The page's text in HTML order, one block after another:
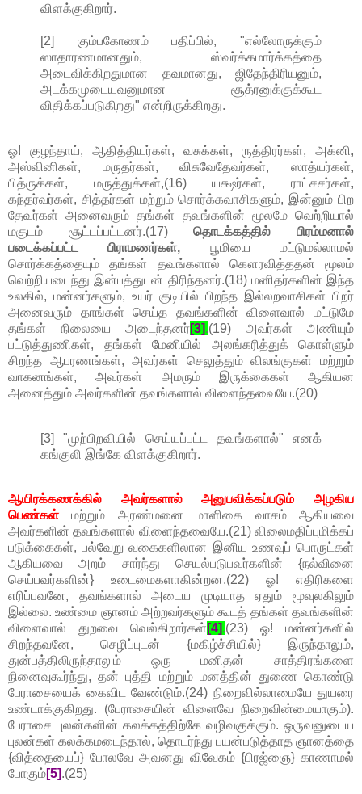
விளக்குகிறார்.
[2] கும்பகோணம் பதிப்பில், "எல்லோருக்கும்
ஸாதாரணமானதும், ஸ்வர்க்கமார்க்கத்தை
அடைவிக்கிறதுமான தவமானது, ஜிதேந்திரியனும்,
அடக்கமுடையவனுமான சூத்ரனுக்குக்கூட
விதிக்கப்படுகிறது" என்றிருக்கிறது.
ஓ! குழந்தாய், ஆதித்தியர்கள், வசுக்கள், ருத்திரர்கள், அக்னி,
அஸ்வினிகள், மருதர்கள், விசுவேதேவர்கள், ஸாத்யர்கள்,
பித்ருக்கள், மருத்துக்கள்,(16) யக்ஷர்கள், ராட்சசர்கள்,
கந்தர்வர்கள், சித்தர்கள் மற்றும் சொர்க்கவாசிகளும், இன்னும் பிற
தேவர்கள் அனைவரும் தங்கள் தவங்களின் மூலமே வெற்றியால்
மகுடம் சூட்டப்பட்டனர்.(17)தொடக்கத்தில் பிரம்மனால்
படைக்கப்பட்ட பிராமணர்கள், பூமியை மட்டுமல்லாமல்
சொர்க்கத்தையும் தங்கள் தவங்களால் கௌரவித்ததன் மூலம்
வெற்றியடைந்து இன்பத்துடன் திரிந்தனர்.(18) மனிதர்களின் இந்த
உலகில், மன்னர்களும், உயர் குடியில் பிறந்த இல்லறவாசிகள் பிறர்
அனைவரும் தாங்கள் செய்த தவங்களின் விளைவால் மட்டுமே
தங்கள் நிலையை அடைந்தனர்[3].(19) அவர்கள் அணியும்
பட்டுத்துணிகள், தங்கள் மேனியில் அலங்கரித்துக் கொள்ளும்
சிறந்த ஆபரணங்கள், அவர்கள் செலுத்தும் விலங்குகள் மற்றும்
வாகனங்கள், அவர்கள் அமரும் இருக்கைகள் ஆகியன
அனைத்தும் அவர்களின் தவங்களால் விளைந்தவையே.(20)
[3] "முற்பிறவியில் செய்யப்பட்ட தவங்களால்" எனக்
கங்குலி இங்கே விளக்குகிறார்.
ஆயிரக்கணக்கில் அவர்களால் அனுபவிக்கப்படும் அழகிய
பெண்கள் மற்றும் அரண்மனை மாளிகை வாசம் ஆகியவை
அவர்களின் தவங்களால் விளைந்தவையே.(21) விலைமதிப்புமிக்கப்
படுக்கைகள், பல்வேறு வகைகளிலான இனிய உணவுப் பொருட்கள்
ஆகியவை அறம் சார்ந்து செயல்படுபவர்களின் {நல்வினை
செய்பவர்களின்} உடைமைகளாகின்றன.(22) ஓ! எதிரிகளை
எரிப்பவனே, தவங்களால் அடைய முடியாத ஏதும் மூவுலகிலும்
இல்லை. உண்மை ஞானம் அற்றவர்களும் கூடத் தங்கள் தவங்களின்
விளைவால் துறவை வெல்கிறார்கள் [4].(23) ஓ! மன்னர்களில்
சிறந்தவனே, செழிப்புடன் {மகிழ்ச்சியில்} இருந்தாலும்,
துன்பத்திலிருந்தாலும் ஒரு மனிதன் சாத்திரங்களை
நினைவுகூர்ந்து, தன் புத்தி மற்றும் மனத்தின் துணை கொண்டு
பேராசையைக் கைவிட வேண்டும்.(24) நிறைவில்லாமையே துயரை
உண்டாக்குகிறது. (பேராசையின் விளைவே நிறைவின்மையாகும்).
பேராசை புலன்களின் கலக்கத்திற்கே வழிவகுக்கும். ஒருவனுடைய
புலன்கள் கலக்கமடைந்தால், தொடர்ந்து பயன்படுத்தாத ஞானத்தை
{வித்தையைப்} போலவே அவனது விவேகம் {பிரஜ்ஞை} காணாமல்
போகும்[5].(25)